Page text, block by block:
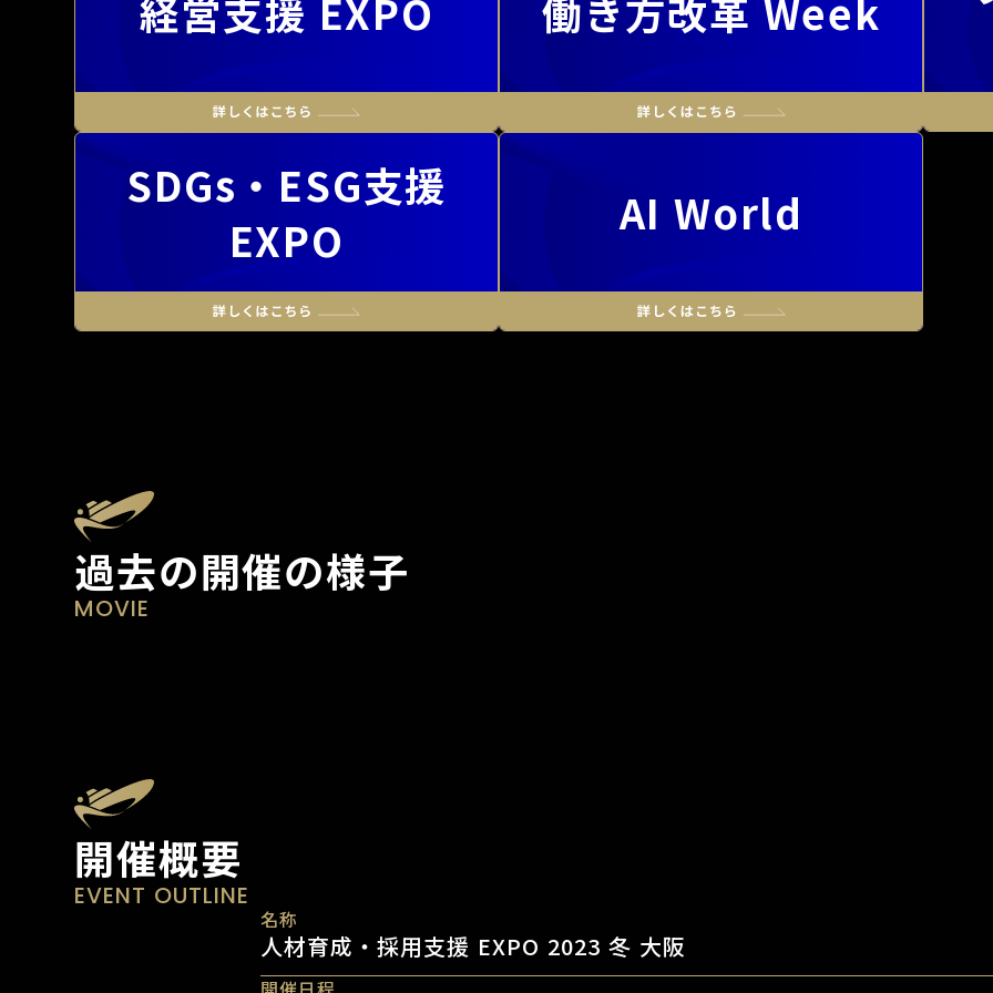
経営支援 EXPO 働き方改革 Week
SDGs・ESG支援
EXPO
AI World
過去の開催の様子
MOVIE
開催概要
EVENT OUTLINE
名称
人材育成・採用支援 EXPO 2023 冬 大阪